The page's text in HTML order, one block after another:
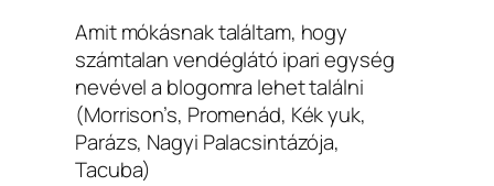
Amit mókásnak találtam, hogy
számtalan vendéglátó ipari egység
nevével a blogomra lehet találni
(Morrison’s, Promenád, Kék yuk,
Parázs, Nagyi Palacsintázója,
Tacuba)